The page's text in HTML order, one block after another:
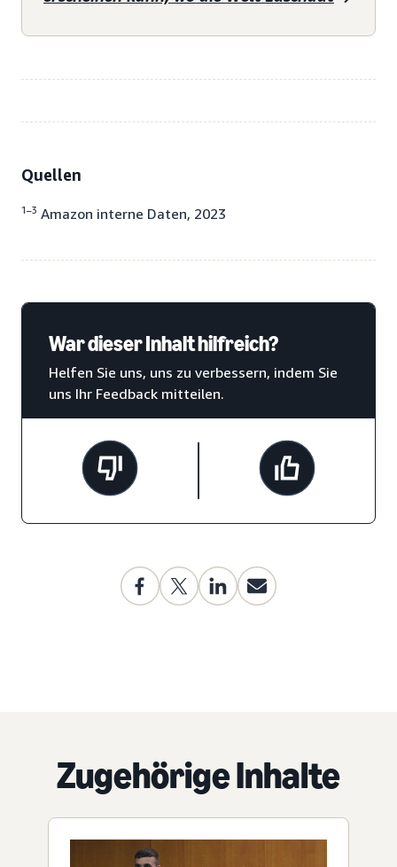
Quellen
1–3 Amazon interne Daten, 2023
War dieser Inhalt hilfreich?
Helfen Sie uns, uns zu verbessern, indem Sie
uns Ihr Feedback mitteilen.
Zugehörige Inhalte